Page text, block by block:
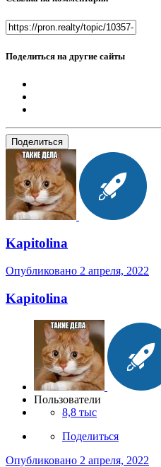
Поделиться на другие сайты
Поделиться
Kapitolina
Опубликовано 2 апреля, 2022
Kapitolina
Пользователи
8,8 тыс
Поделиться
Опубликовано 2 апреля, 2022